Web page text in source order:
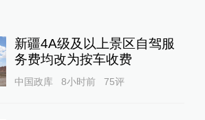
新疆4A级及以上景区自驾服
务费均改为按车收费
中国政库 8小时前 75评